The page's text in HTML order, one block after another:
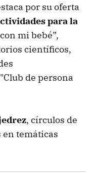
por su oferta
para la
mi bebé”,
científicos,
de persona
, círculos de
en temáticas